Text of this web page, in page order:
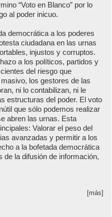
“Voto en Blanco” por lo
al poder inicuo.
democrática a los poderes
ciudadana en las urnas
injustos y corruptos.
a los políticos, partidos y
del riesgo que
los gestores de las
ni lo contabilizan, ni le
estructuras del poder. El voto
que sólo podemos realizar
abren las urnas. Esta
Valorar el peso del
avanzadas y permitir a los
a la bofetada democrática
de la difusión de información,
[más]